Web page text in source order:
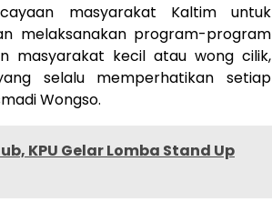
masyarakat Kaltim untuk
melaksanakan program-program
masyarakat kecil atau wong cilik,
selalu memperhatikan setiap
Wongso.
KPU Gelar Lomba Stand Up